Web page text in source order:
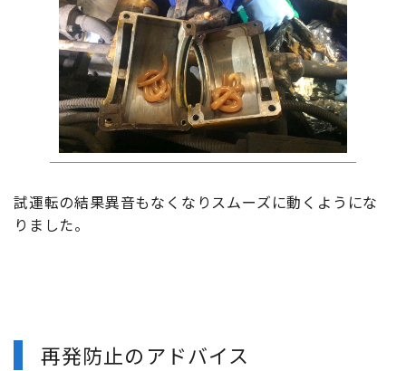
試運転の結果異音もなくなりスムーズに動くようにな
りました。
再発防止のアドバイス